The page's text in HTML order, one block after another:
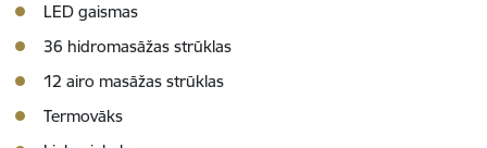
LED gaismas
36 hidromasāžas strūklas
12 airo masāžas strūklas
Termovāks